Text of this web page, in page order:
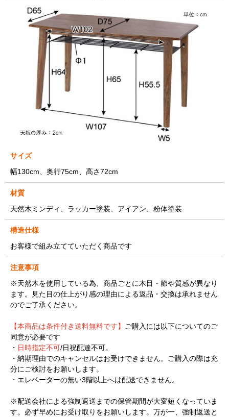
サイズ
幅130cm、奥行75cm、高さ72cm
材質
天然木ミンディ、ラッカー塗装、アイアン、粉体塗装
構造仕様
お客様で組み立てていただく商品です
注意事項
※天然木を使用している為、商品ごとに木目・節や質感が異なり
ます。見た目の仕上がり感の理由による返品・交換は承れません
のでご了承ください。
【本商品は条件付き送料無料です】
ご購入には以下についてのご
同意が必要です
・ 日時指定不可/日祝配達不可。
・納期理由でのキャンセルはお受けできません。ご購入の際は充
分にご検討をお願いします。
・エレベーターの無い3階以上へは配送できません。
※配送会社による強制返送までの保管期間が大変短くなっていま
す。必ず早めにお受け取りをお願いします。万が一、強制返送と